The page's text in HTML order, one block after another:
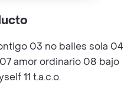
03 no bailes sola 04
amor ordinario 08 bajo
11 t.a.c.o.